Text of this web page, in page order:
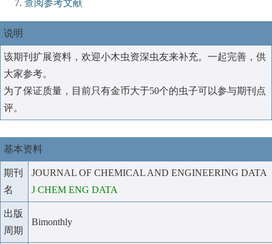
查阅参考文献
说明
该期刊扩展资料，欢迎小木虫资深虫友来补充。一起完善，供
大家参考。
为了保证质量，目前只有金币大于50个的虫子可以参与期刊点
评。
基本资料
期刊
名
JOURNAL OF CHEMICAL AND ENGINEERING DATA
J CHEM ENG DATA
出版
周期
Bimonthly